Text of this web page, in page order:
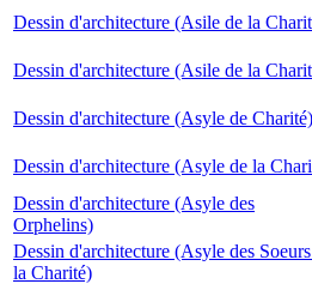
Dessin d'architecture (Asile de la
Dessin d'architecture (Asile de la
Dessin d'architecture (Asyle de Charité)
Dessin d'architecture (Asyle de la
Dessin d'architecture (Asyle des
Orphelins)
Dessin d'architecture (Asyle des
la Charité)